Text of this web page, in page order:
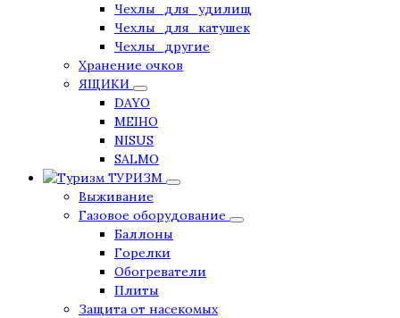
Чехлы_для_удилищ
Чехлы_для_катушек
Чехлы_другие
Хранение очков
ЯЩИКИ
DAYO
MEIHO
NISUS
SALMO
ТУРИЗМ
Выживание
Газовое оборудование
Баллоны
Горелки
Обогреватели
Плиты
Защита от насекомых